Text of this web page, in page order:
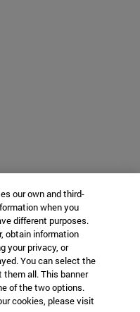
our own and third-
when you
different purposes.
obtain information
your privacy, or
You can select the
all. This banner
of the two options.
cookies, please visit